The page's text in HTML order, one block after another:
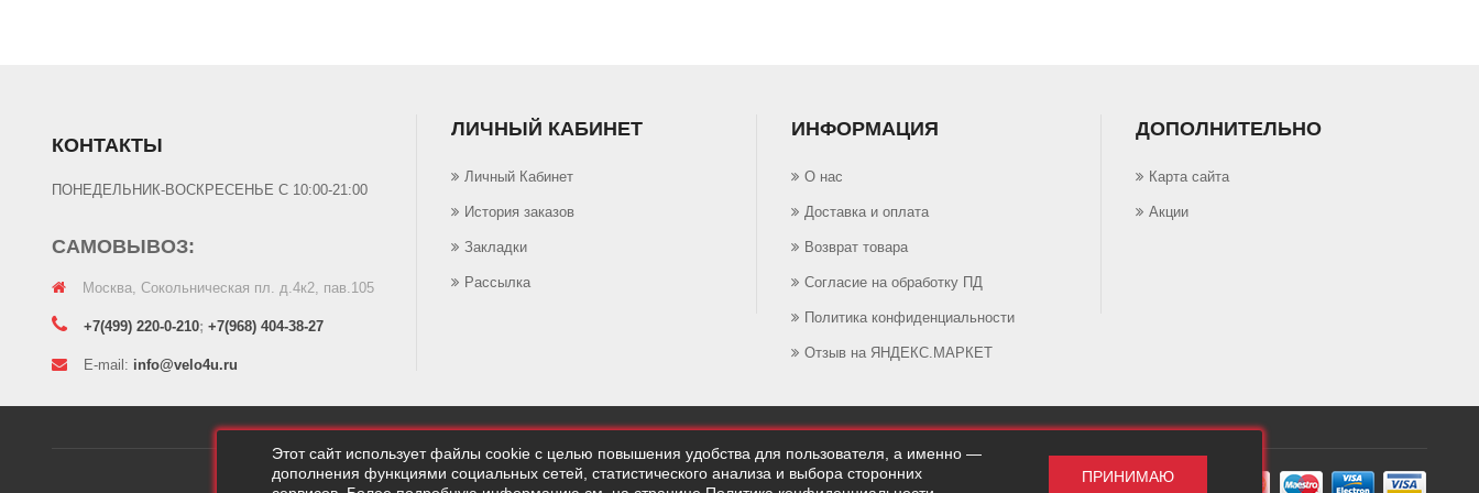
КОНТАКТЫ
ПОНЕДЕЛЬНИК-ВОСКРЕСЕНЬЕ С 10:00-21:00
САМОВЫВОЗ:
Москва, Сокольническая пл. д.4к2, пав.105
+7(499) 220-0-210;+7(968) 404-38-27
E-mail: info@velo4u.ru
ЛИЧНЫЙ КАБИНЕТ
Личный Кабинет
История заказов
Закладки
Рассылка
ИНФОРМАЦИЯ
О нас
Доставка и оплата
Возврат товара
Согласие на обработку ПД
Политика конфиденциальности
Отзыв на ЯНДЕКС.МАРКЕТ
ДОПОЛНИТЕЛЬНО
Карта сайта
Акции
Velo4U © 2010 - 2026 На сайте используется Яндекс.Метрика
Этот сайт использует файлы cookie с целью повышения удобства для пользователя, а именно —
дополнения функциями социальных сетей, статистического анализа и выбора сторонних
ПРИНИМАЮ